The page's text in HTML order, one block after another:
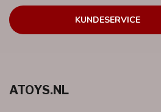
KUNDESERVICE
ATOYS.NL